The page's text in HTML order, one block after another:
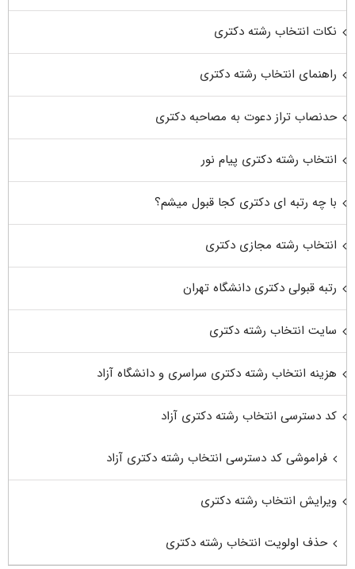
نکات انتخاب رشته دکتری
راهنمای انتخاب رشته دکتری
حدنصاب تراز دعوت به مصاحبه دکتری
انتخاب رشته دکتری پیام نور
با چه رتبه ای دکتری کجا قبول میشم؟
انتخاب رشته مجازی دکتری
رتبه قبولی دکتری دانشگاه تهران
سایت انتخاب رشته دکتری
هزینه انتخاب رشته دکتری سراسری و دانشگاه آزاد
کد دسترسی انتخاب رشته دکتری آزاد
فراموشی کد دسترسی انتخاب رشته دکتری آزاد
ویرایش انتخاب رشته دکتری
حذف اولویت انتخاب رشته دکتری